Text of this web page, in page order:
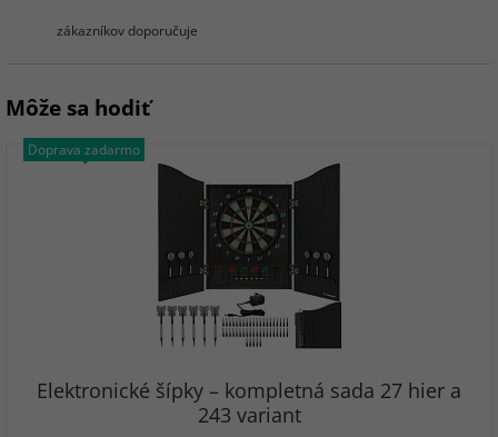
zákazníkov doporučuje
Môže sa hodiť
Doprava zadarmo
Elektronické šípky – kompletná sada 27 hier a
243 variant